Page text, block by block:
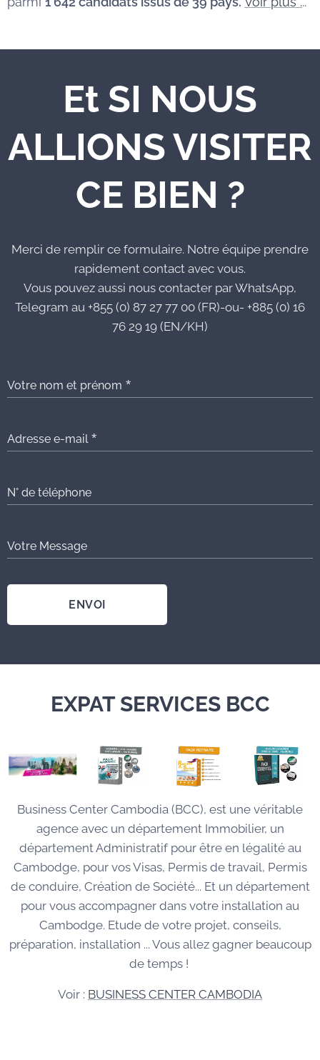
Et SI NOUS
ALLIONS VISITER
CE BIEN ?
Merci de remplir ce formulaire. Notre équipe prendre
rapidement contact avec vous.
Vous pouvez aussi nous contacter par WhatsApp,
Telegram au +855 (0) 87 27 77 00 (FR)-ou- +885 (0) 16
76 29 19 (EN/KH)
Votre nom et prénom
Adresse e-mail
N° de téléphone
Votre Message
ENVOI
EXPAT SERVICES BCC
Business Center Cambodia (BCC), est une véritable
agence avec un département Immobilier, un
département Administratif pour être en légalité au
Cambodge, pour vos Visas, Permis de travail, Permis
de conduire, Création de Société... Et un département
pour vous accompagner dans votre installation au
Cambodge. Etude de votre projet, conseils,
préparation, installation ... Vous allez gagner beaucoup
de temps !
Voir : BUSINESS CENTER CAMBODIA